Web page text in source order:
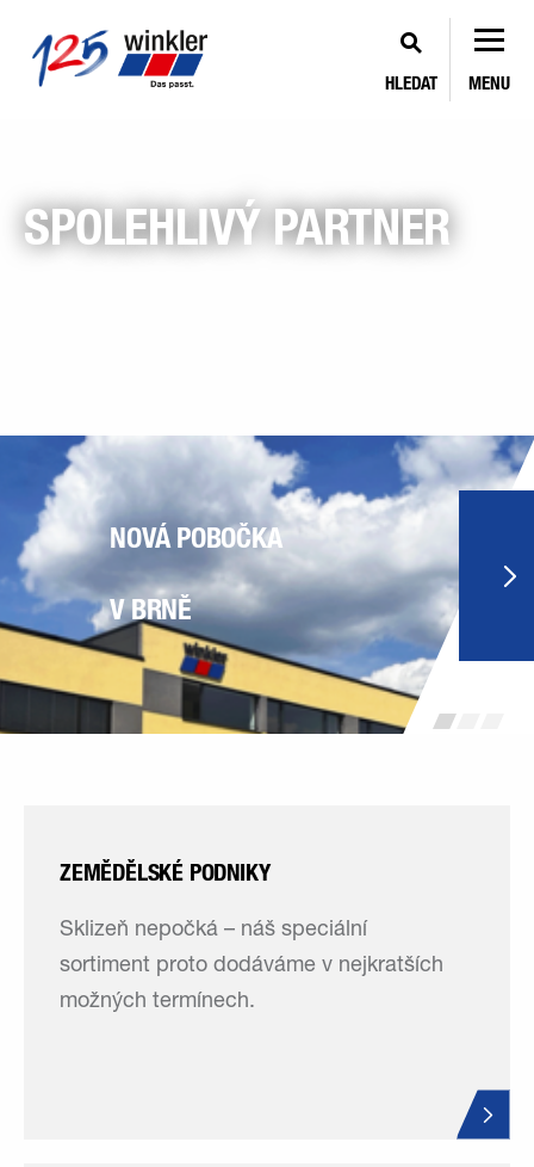
HLEDAT MENU
SPOLEHLIVÝ PARTNER
NOVÁ POBOČKA
V BRNĚ
ZEMĚDĚLSKÉ PODNIKY
Sklizeň nepočká – náš speciální
sortiment proto dodáváme v nejkratších
možných termínech.